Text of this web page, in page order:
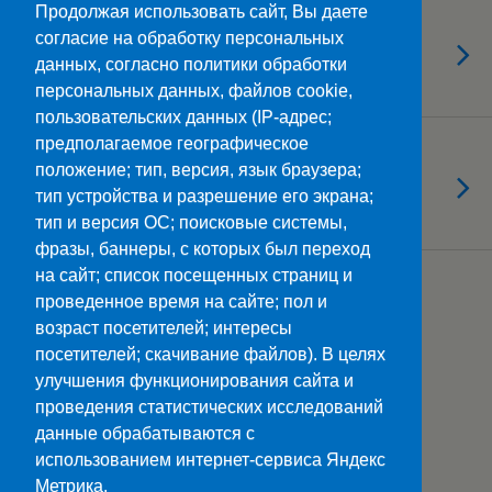
16.09.2019
«Зерно Истины» православной
культуры
13.09.2019
Их имена в названиях улиц
Ставрополя
Загрузить Еще Из Этой Категории…
Наверх
Мобильн.
Продолжая использовать сайт, Вы даете
согласие на обработку персональных
данных, согласно политики обработки
персональных данных, файлов cookie,
пользовательских данных (IP-адрес;
предполагаемое географическое
положение; тип, версия, язык браузера;
тип устройства и разрешение его экрана;
тип и версия ОС; поисковые системы,
фразы, баннеры, с которых был переход
на сайт; список посещенных страниц и
проведенное время на сайте; пол и
возраст посетителей; интересы
посетителей; скачивание файлов). В целях
улучшения функционирования сайта и
проведения статистических исследований
данные обрабатываются с
использованием интернет-сервиса Яндекс
Метрика.